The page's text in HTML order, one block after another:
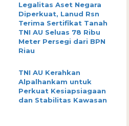
Legalitas Aset Negara
Diperkuat, Lanud Rsn
Terima Sertifikat Tanah
TNI AU Seluas 78 Ribu
Meter Persegi dari BPN
Riau
TNI AU Kerahkan
Alpalhankam untuk
Perkuat Kesiapsiagaan
dan Stabilitas Kawasan